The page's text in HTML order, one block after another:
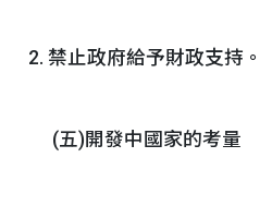
禁止政府給予財政支持。
(五)開發中國家的考量